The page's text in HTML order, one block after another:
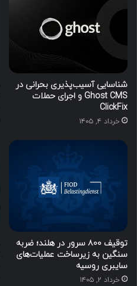
شناسایی آسیب‌پذیری بحرانی در
Ghost CMS و اجرای حملات
ClickFix
خرداد ۴, ۱۴۰۵
توقیف ۸۰۰ سرور در هلند؛ ضربه
سنگین به زیرساخت عملیات‌های
سایبری روسیه
خرداد ۲, ۱۴۰۵